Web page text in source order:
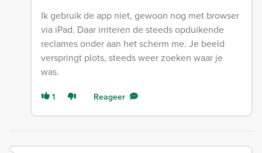
Ik gebruik de app niet, gewoon nog met browser
via iPad. Daar irriteren de steeds opduikende
reclames onder aan het scherm me. Je beeld
verspringt plots, steeds weer zoeken waar je
was.
1 Reageer